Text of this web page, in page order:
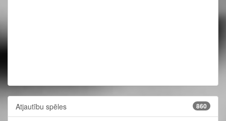
Atjautību spēles 860